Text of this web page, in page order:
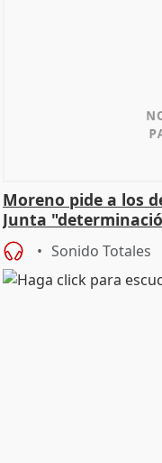
Moreno pide a los
Junta
diálog
Sonido Totales